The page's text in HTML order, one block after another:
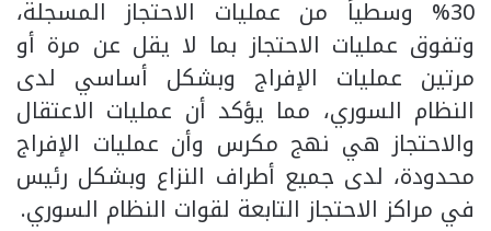
30% وسطياً من عمليات الاحتجاز المسجلة،
وتفوق عمليات الاحتجاز بما لا يقل عن مرة أو
مرتين عمليات الإفراج وبشكل أساسي لدى
النظام السوري، مما يؤكد أن عمليات الاعتقال
والاحتجاز هي نهج مكرس وأن عمليات الإفراج
محدودة، لدى جميع أطراف النزاع وبشكل رئيس
في مراكز الاحتجاز التابعة لقوات النظام السوري.